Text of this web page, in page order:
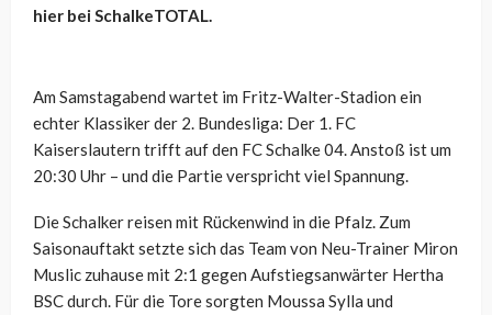
hier bei SchalkeTOTAL.
Am Samstagabend wartet im Fritz-Walter-Stadion ein
echter Klassiker der 2. Bundesliga: Der 1. FC
Kaiserslautern trifft auf den FC Schalke 04. Anstoß ist um
20:30 Uhr – und die Partie verspricht viel Spannung.
Die Schalker reisen mit Rückenwind in die Pfalz. Zum
Saisonauftakt setzte sich das Team von Neu-Trainer Miron
Muslic zuhause mit 2:1 gegen Aufstiegsanwärter Hertha
BSC durch. Für die Tore sorgten Moussa Sylla und